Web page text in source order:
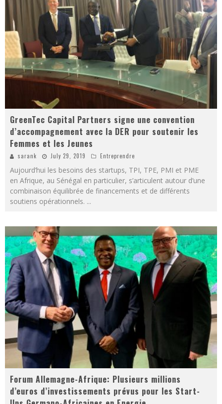
GreenTec Capital Partners signe une convention
d’accompagnement avec la DER pour soutenir les
Femmes et les Jeunes
sarank July 29, 2019 Entreprendre
Aujourd’hui les besoins des startups, TPI, TPE, PMI et PME
en Afrique, au Sénégal en particulier, s’articulent autour d’une
combinaison équilibrée de financements et de différents
soutiens opérationnels. ...
Forum Allemagne-Afrique: Plusieurs millions
d’euros d’investissements prévus pour les Start-